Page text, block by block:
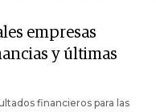
empresas
y últimas
financieros para las